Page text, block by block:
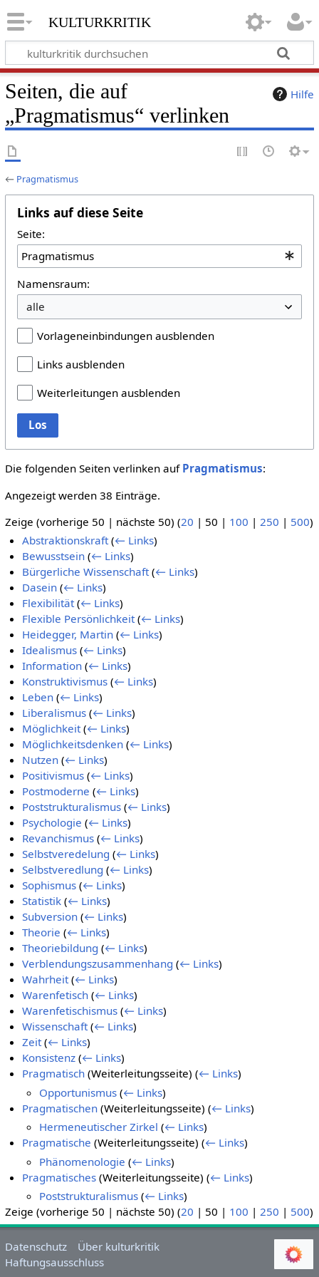
kulturkritik
Hilfe
Seiten, die auf
„Pragmatismus“ verlinken
← Pragmatismus
Links auf diese Seite
Seite:
Namensraum:
Vorlageneinbindungen ausblenden
Links ausblenden
Weiterleitungen ausblenden
Los
Die folgenden Seiten verlinken auf Pragmatismus:
Angezeigt werden 38 Einträge.
Zeige (vorherige 50 | nächste 50) (20 | 50 | 100 | 250 | 500)
Abstraktionskraft (← Links)
Bewusstsein (← Links)
Bürgerliche Wissenschaft (← Links)
Dasein (← Links)
Flexibilität (← Links)
Flexible Persönlichkeit (← Links)
Heidegger, Martin (← Links)
Idealismus (← Links)
Information (← Links)
Konstruktivismus (← Links)
Leben (← Links)
Liberalismus (← Links)
Möglichkeit (← Links)
Möglichkeitsdenken (← Links)
Nutzen (← Links)
Positivismus (← Links)
Postmoderne (← Links)
Poststrukturalismus (← Links)
Psychologie (← Links)
Revanchismus (← Links)
Selbstveredelung (← Links)
Selbstveredlung (← Links)
Sophismus (← Links)
Statistik (← Links)
Subversion (← Links)
Theorie (← Links)
Theoriebildung (← Links)
Verblendungszusammenhang (← Links)
Wahrheit (← Links)
Warenfetisch (← Links)
Warenfetischismus (← Links)
Wissenschaft (← Links)
Zeit (← Links)
Konsistenz (← Links)
Pragmatisch (Weiterleitungsseite)(← Links)
Opportunismus (← Links)
Pragmatischen (Weiterleitungsseite)(← Links)
Hermeneutischer Zirkel (← Links)
Pragmatische (Weiterleitungsseite)(← Links)
Phänomenologie (← Links)
Pragmatisches (Weiterleitungsseite)(← Links)
Poststrukturalismus (← Links)
Zeige (vorherige 50 | nächste 50) (20 | 50 | 100 | 250 | 500)
Datenschutz
Über kulturkritik
Haftungsausschluss